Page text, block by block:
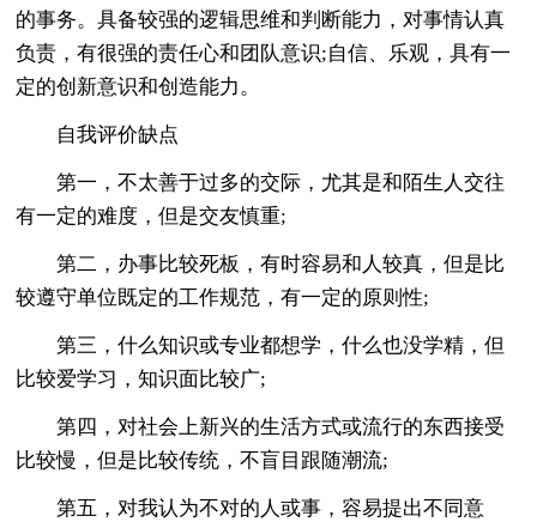
的事务。具备较强的逻辑思维和判断能力，对事情认真
负责，有很强的责任心和团队意识;自信、乐观，具有一
定的创新意识和创造能力。
自我评价缺点
第一，不太善于过多的交际，尤其是和陌生人交往
有一定的难度，但是交友慎重;
第二，办事比较死板，有时容易和人较真，但是比
较遵守单位既定的工作规范，有一定的原则性;
第三，什么知识或专业都想学，什么也没学精，但
比较爱学习，知识面比较广;
第四，对社会上新兴的生活方式或流行的东西接受
比较慢，但是比较传统，不盲目跟随潮流;
第五，对我认为不对的人或事，容易提出不同意